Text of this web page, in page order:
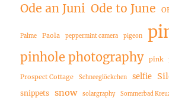
Ode an Juni Ode to June
Palme Paola peppermint camera pigeon
pinhole photography pink
Prospect Cottage Schneeglöckchen selfie
snippets snow solargraphy Sommerbad